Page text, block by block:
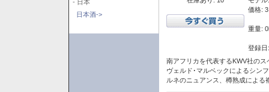
- 日本
日本酒->
価格:
重量:
登録
南アフリカを代表するKWV社の
ヴェルド･マルベックによるシン
ルネのニュアンス、樽熟成によ